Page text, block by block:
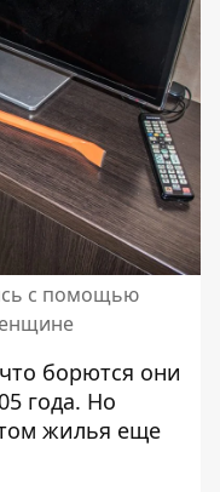
с помощью
борются они
года. Но
жилья еще